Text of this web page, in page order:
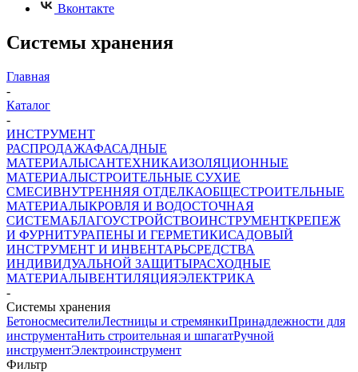
Вконтакте
Системы хранения
Главная
-
Каталог
-
ИНСТРУМЕНТ
РАСПРОДАЖАФАСАДНЫЕ
МАТЕРИАЛЫСАНТЕХНИКАИЗОЛЯЦИОННЫЕ
МАТЕРИАЛЫСТРОИТЕЛЬНЫЕ СУХИЕ
СМЕСИВНУТРЕННЯЯ ОТДЕЛКАОБЩЕСТРОИТЕЛЬНЫЕ
МАТЕРИАЛЫКРОВЛЯ И ВОДОСТОЧНАЯ
СИСТЕМАБЛАГОУСТРОЙСТВОИНСТРУМЕНТКРЕПЕЖ
И ФУРНИТУРАПЕНЫ И ГЕРМЕТИКИСАДОВЫЙ
ИНСТРУМЕНТ И ИНВЕНТАРЬСРЕДСТВА
ИНДИВИДУАЛЬНОЙ ЗАЩИТЫРАСХОДНЫЕ
МАТЕРИАЛЫВЕНТИЛЯЦИЯЭЛЕКТРИКА
-
Системы хранения
БетоносмесителиЛестницы и стремянкиПринадлежности для
инструментаНить строительная и шпагатРучной
инструментЭлектроинструмент
Фильтр